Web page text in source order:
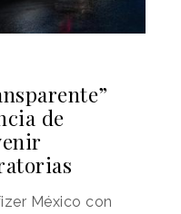
de
México con